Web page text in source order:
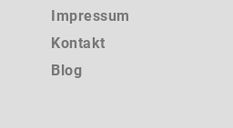
Impressum
Kontakt
Blog